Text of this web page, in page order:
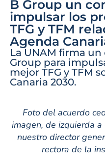
B Group un
impulsar los
TFG y TFM
Agenda
La UNAM firma
Group para
mejor TFG y TFM
Canaria 2030.
Foto del acuerdo
imagen, de izquierda
nuestro director
rectora de la